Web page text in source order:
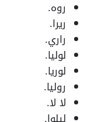
روه.
ريرا.
راري.
لوليا.
لوريا.
روليا.
لا لا.